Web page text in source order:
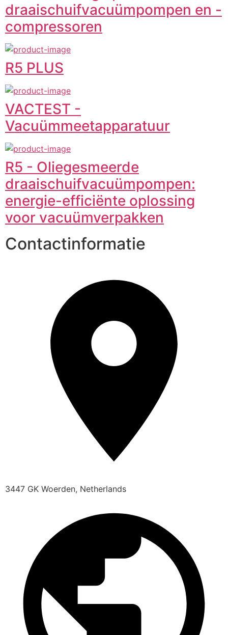
draaischuifvacuümpompen en -
compressoren
R5 PLUS
VACTEST -
Vacuümmeetapparatuur
R5 - Oliegesmeerde
draaischuifvacuümpompen:
energie-efficiënte oplossing
voor vacuümverpakken
Contactinformatie
3447 GK Woerden, Netherlands